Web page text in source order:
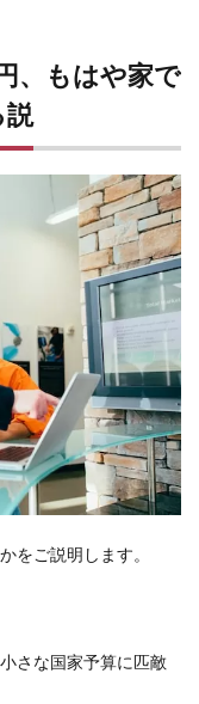
、もはや家で
説
をご説明します。
さな国家予算に匹敵